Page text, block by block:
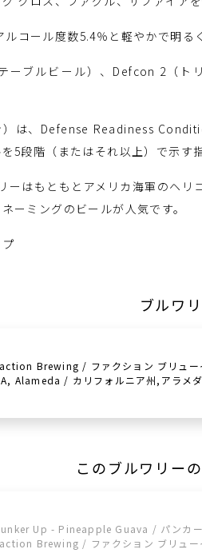
コール度数5.4％と軽やかで明る
ーブルビール）、Defcon 2（ト
）は、Defense Readiness
5段階（またはそれ以上）で示す指
ーはもともとアメリカ海軍のヘリ
ーミングのビールが人気です。
ブルワ
Brewing / ファクション ブリュー
Alameda / カリフォルニア州,アラメダ
このブルワリー
Up - Pineapple Guava / パンカー
Brewing / ファクション ブリュー